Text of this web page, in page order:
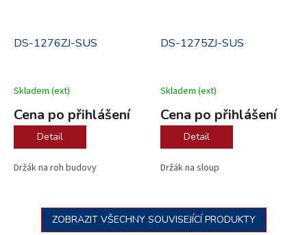
DS-1276ZJ-SUS
Skladem (ext)
Cena po přihlášení
Detail
Držák na roh budovy
DS-1275ZJ-SUS
Skladem (ext)
Cena po přihlášení
Detail
Držák na sloup
ZOBRAZIT VŠECHNY SOUVISEJÍCÍ PRODUKTY